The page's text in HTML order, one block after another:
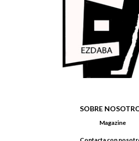
SOBRE
Magazine